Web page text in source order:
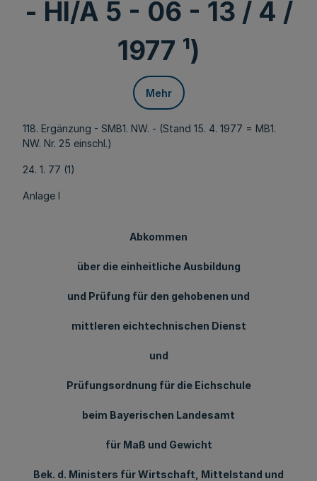
- HI/A 5 - 06 - 13 / 4 /
1977 ¹)
Mehr
118. Ergänzung - SMB1. NW. - (Stand 15. 4. 1977 = MB1.
NW. Nr. 25 einschl.)
24. 1. 77 (1)
Anlage l
Abkommen
über die einheitliche Ausbildung
und Prüfung für den gehobenen und
mittleren eichtechnischen Dienst
und
Prüfungsordnung für die Eichschule
beim Bayerischen Landesamt
für Maß und Gewicht
Bek. d. Ministers für Wirtschaft, Mittelstand und